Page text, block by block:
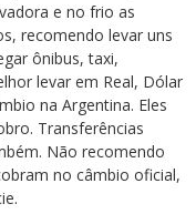
e no frio as
recomendo levar uns
ônibus, taxi,
levar em Real, Dólar
na Argentina. Eles
Transferências
Não recomendo
no câmbio oficial,